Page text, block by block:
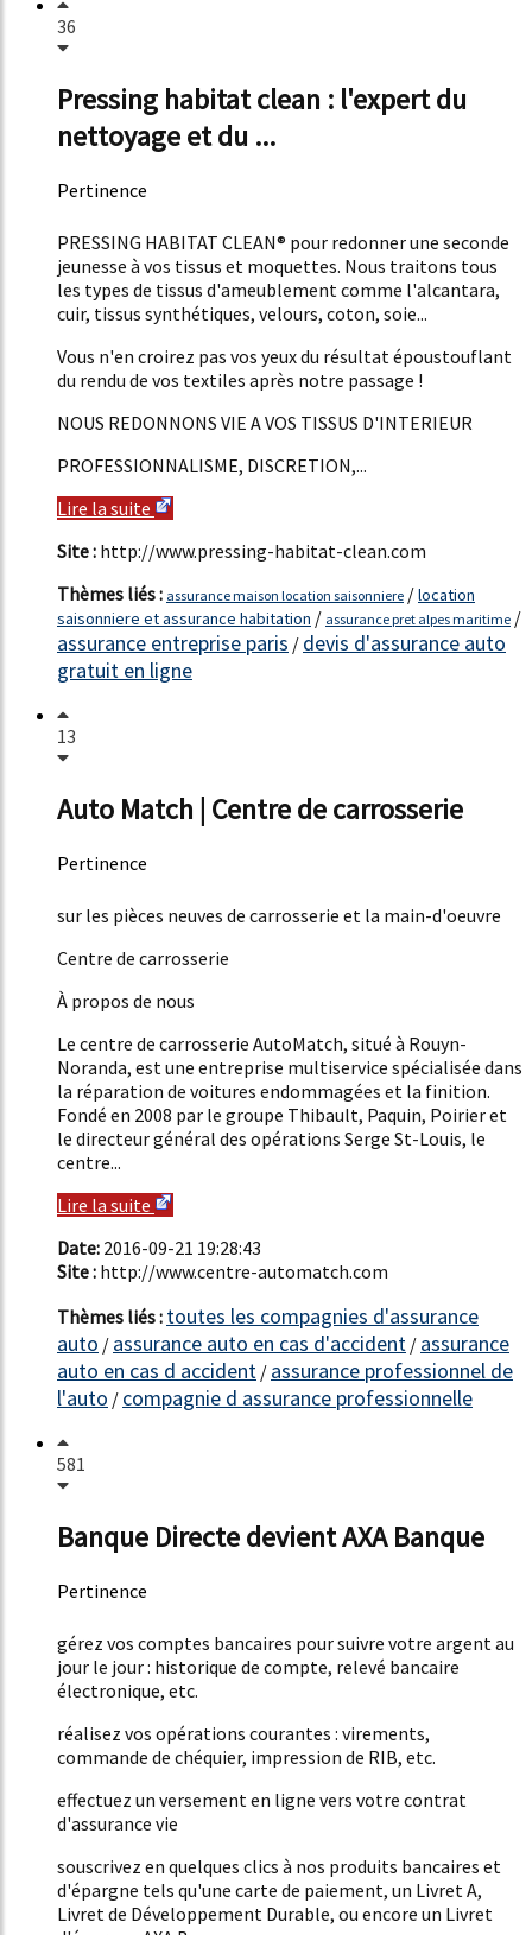
36
Pressing habitat clean : l'expert du
nettoyage et du ...
Pertinence
PRESSING HABITAT CLEAN® pour redonner une seconde
jeunesse à vos tissus et moquettes. Nous traitons tous
les types de tissus d'ameublement comme l'alcantara,
cuir, tissus synthétiques, velours, coton, soie...
Vous n'en croirez pas vos yeux du résultat époustouflant
du rendu de vos textiles après notre passage !
NOUS REDONNONS VIE A VOS TISSUS D'INTERIEUR
PROFESSIONNALISME, DISCRETION,...
Lire la suite
Site : http://www.pressing-habitat-clean.com
Thèmes liés : assurance maison location saisonniere /location
saisonniere et assurance habitation / assurance pret alpes maritime /
assurance entreprise paris / devis d'assurance auto
gratuit en ligne
13
Auto Match | Centre de carrosserie
Pertinence
sur les pièces neuves de carrosserie et la main-d'oeuvre
Centre de carrosserie
À propos de nous
Le centre de carrosserie AutoMatch, situé à Rouyn-
Noranda, est une entreprise multiservice spécialisée dans
la réparation de voitures endommagées et la finition.
Fondé en 2008 par le groupe Thibault, Paquin, Poirier et
le directeur général des opérations Serge St-Louis, le
centre...
Lire la suite
Date: 2016-09-21 19:28:43
Site : http://www.centre-automatch.com
Thèmes liés : toutes les compagnies d'assurance
auto / assurance auto en cas d'accident / assurance
auto en cas d accident / assurance professionnel de
l'auto / compagnie d assurance professionnelle
581
Banque Directe devient AXA Banque
Pertinence
gérez vos comptes bancaires pour suivre votre argent au
jour le jour : historique de compte, relevé bancaire
électronique, etc.
réalisez vos opérations courantes : virements,
commande de chéquier, impression de RIB, etc.
effectuez un versement en ligne vers votre contrat
d'assurance vie
souscrivez en quelques clics à nos produits bancaires et
d'épargne tels qu'une carte de paiement, un Livret A,
Livret de Développement Durable, ou encore un Livret